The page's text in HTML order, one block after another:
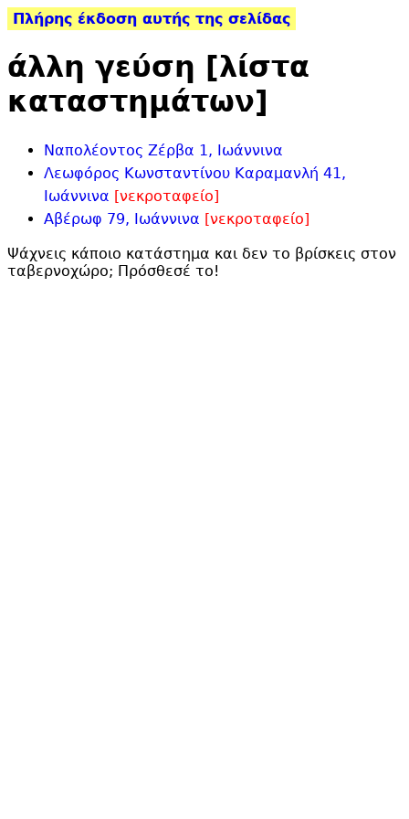
Πλήρης έκδοση αυτής της σελίδας
άλλη γεύση [λίστα
καταστημάτων]
Ναπολέοντος Ζέρβα 1, Ιωάννινα
Λεωφόρος Κωνσταντίνου Καραμανλή 41,
Ιωάννινα [νεκροταφείο]
Αβέρωφ 79, Ιωάννινα [νεκροταφείο]
Ψάχνεις κάποιο κατάστημα και δεν το βρίσκεις στον
ταβερνοχώρο; Πρόσθεσέ το!